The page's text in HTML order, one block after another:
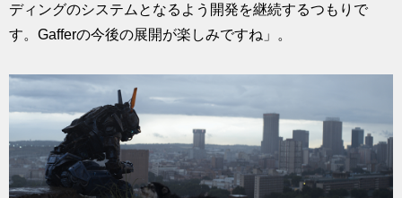
ディングのシステムとなるよう開発を継続するつもりで
す。Gafferの今後の展開が楽しみですね」。